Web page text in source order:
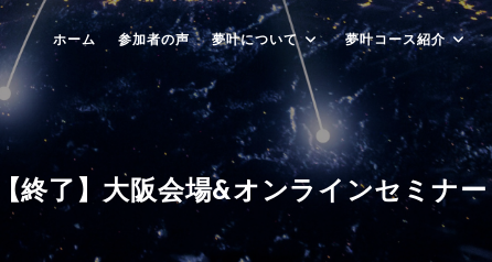
ホーム 参加者の声 夢叶について 夢叶コース紹介
終了】大阪会場&オンラインセミナー